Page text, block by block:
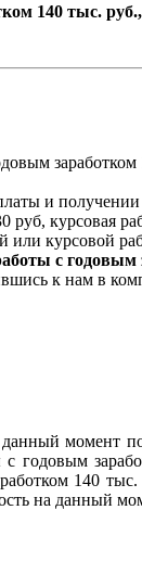
140 тыс.
и
руб, курсовая
курсовой
с
к нам в
момент
годовым
140
на данный